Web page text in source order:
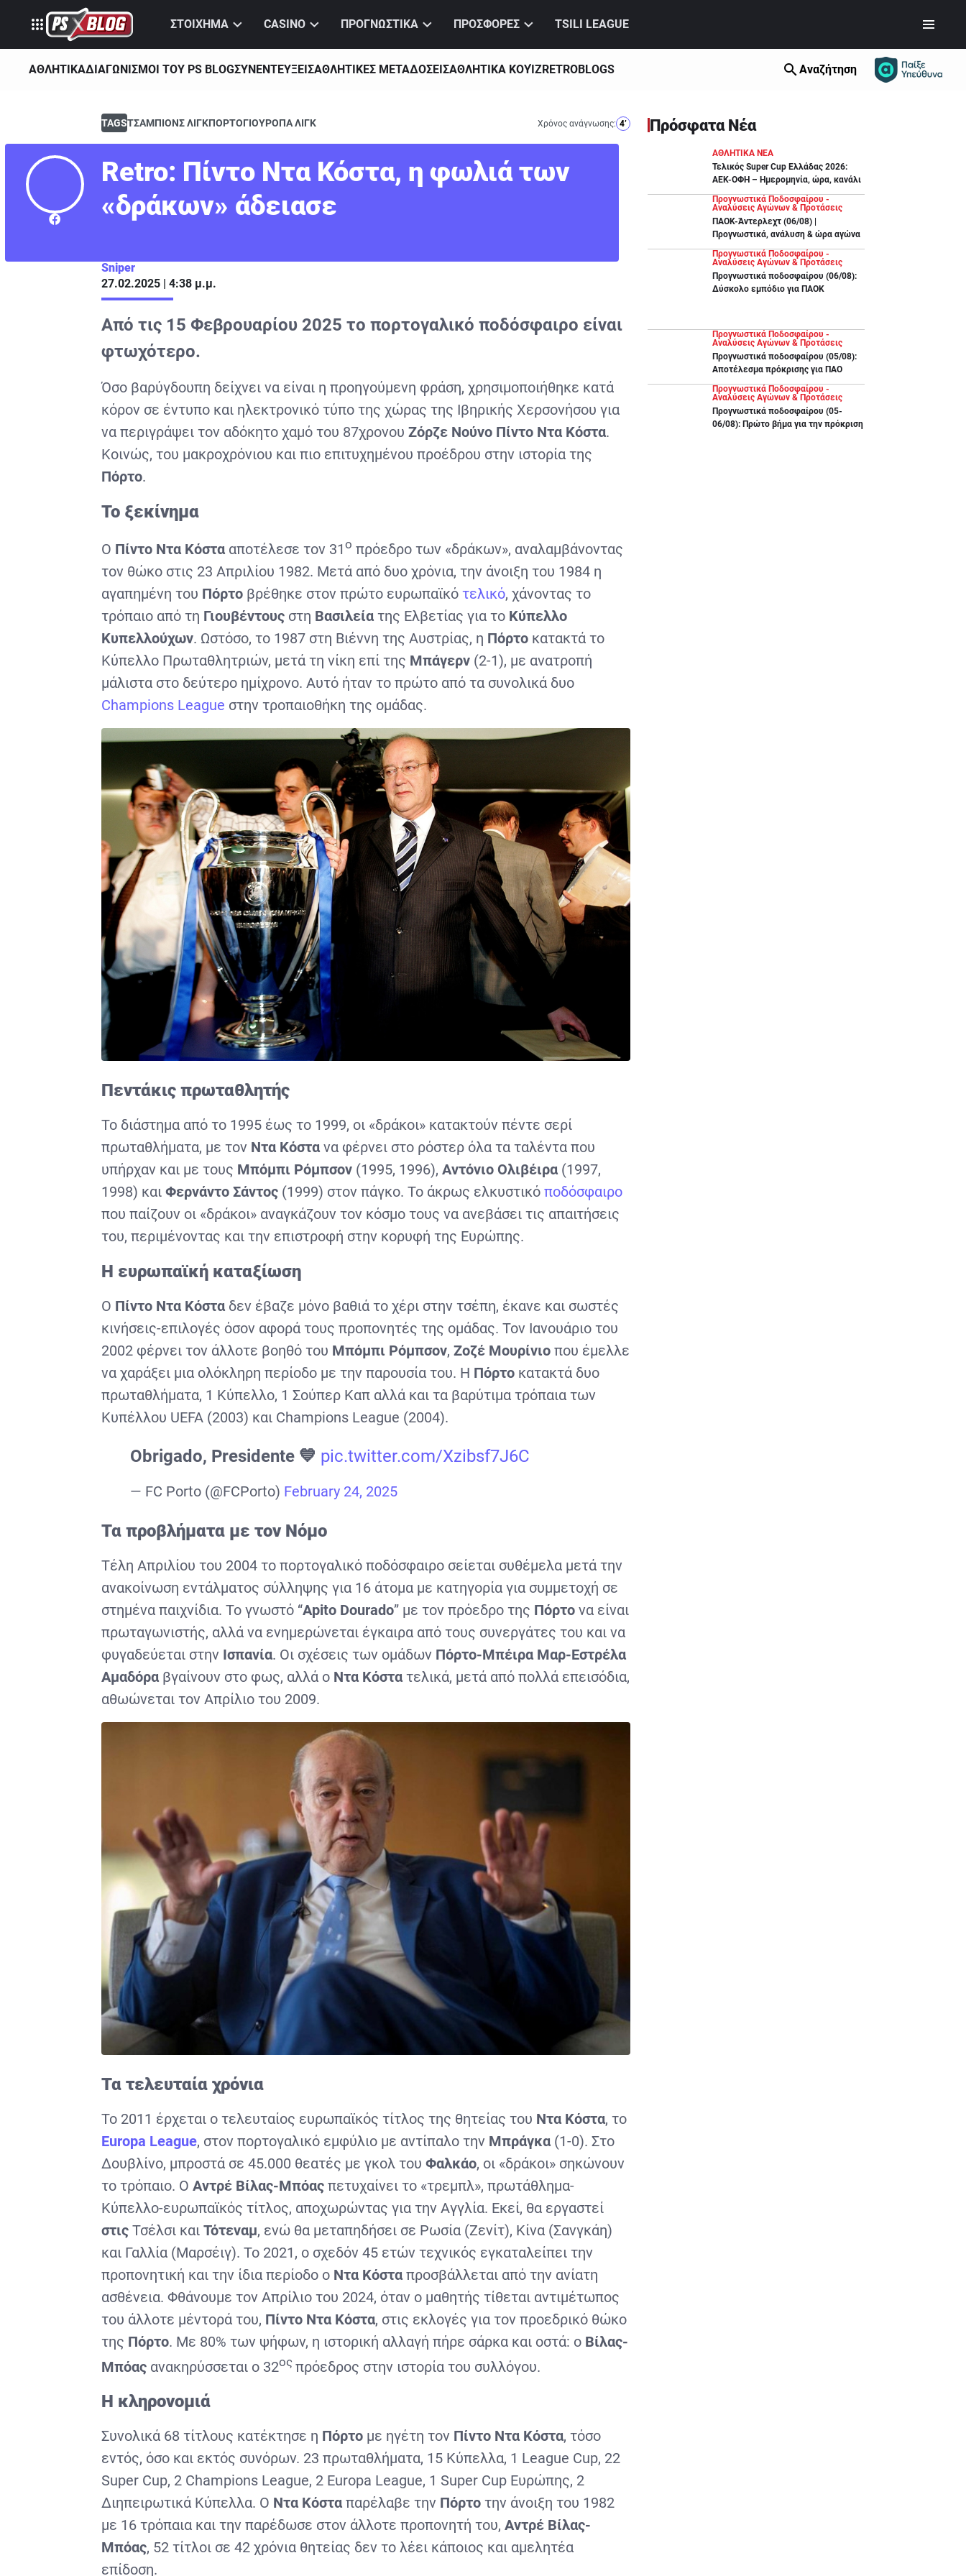
ΣΤΟΙΧΗΜΑ CASINO ΠΡΟΓΝΩΣΤΙΚΑ ΠΡΟΣΦΟΡΕΣ TSILI LEAGUE
ΑΘΛΗΤΙΚΑΔΙΑΓΩΝΙΣΜΟΙ ΤΟΥ PS BLOGΣΥΝΕΝΤΕΥΞΕΙΣΑΘΛΗΤΙΚΕΣ ΜΕΤΑΔΟΣΕΙΣΑΘΛΗΤΙΚΑ ΚΟΥΊΖRETROBLOGS Αναζήτηση
TAGSΤΣΑΜΠΙΟΝΣ ΛΙΓΚΠΟΡΤΟΓΙΟΥΡΟΠΑ ΛΙΓΚ
Retro: Πίντο Ντα Κόστα, η φωλιά των
«δράκων» άδειασε
Χρόνος ανάγνωσης: 4’
Sniper
27.02.2025 | 4:38 μ.μ.
Από τις 15 Φεβρουαρίου 2025 το πορτογαλικό ποδόσφαιρο είναι
φτωχότερο.
Όσο βαρύγδουπη δείχνει να είναι η προηγούμενη φράση, χρησιμοποιήθηκε κατά
κόρον σε έντυπο και ηλεκτρονικό τύπο της χώρας της Ιβηρικής Χερσονήσου για
να περιγράψει τον αδόκητο χαμό του 87χρονου Ζόρζε Νούνο Πίντο Ντα Κόστα.
Κοινώς, του μακροχρόνιου και πιο επιτυχημένου προέδρου στην ιστορία της
Πόρτο.
Το ξεκίνημα
Ο Πίντο Ντα Κόστα αποτέλεσε τον 31 ο πρόεδρο των «δράκων», αναλαμβάνοντας
τον θώκο στις 23 Απριλίου 1982. Μετά από δυο χρόνια, την άνοιξη του 1984 η
αγαπημένη του Πόρτο βρέθηκε στον πρώτο ευρωπαϊκό τελικό, χάνοντας το
τρόπαιο από τη Γιουβέντους στη Βασιλεία της Ελβετίας για το Κύπελλο
Κυπελλούχων. Ωστόσο, το 1987 στη Βιέννη της Αυστρίας, η Πόρτο κατακτά το
Κύπελλο Πρωταθλητριών, μετά τη νίκη επί της Μπάγερν (2-1), με ανατροπή
μάλιστα στο δεύτερο ημίχρονο. Αυτό ήταν το πρώτο από τα συνολικά δυο
Champions League στην τροπαιοθήκη της ομάδας.
Πεντάκις πρωταθλητής
Το διάστημα από το 1995 έως το 1999, οι «δράκοι» κατακτούν πέντε σερί
πρωταθλήματα, με τον Ντα Κόστα να φέρνει στο ρόστερ όλα τα ταλέντα που
υπήρχαν και με τους Μπόμπι Ρόμπσον (1995, 1996), Αντόνιο Ολιβέιρα (1997,
1998) και Φερνάντο Σάντος (1999) στον πάγκο. Το άκρως ελκυστικό ποδόσφαιρο
που παίζουν οι «δράκοι» αναγκάζουν τον κόσμο τους να ανεβάσει τις απαιτήσεις
του, περιμένοντας και την επιστροφή στην κορυφή της Ευρώπης.
Η ευρωπαϊκή καταξίωση
Ο Πίντο Ντα Κόστα δεν έβαζε μόνο βαθιά το χέρι στην τσέπη, έκανε και σωστές
κινήσεις-επιλογές όσον αφορά τους προπονητές της ομάδας. Τον Ιανουάριο του
2002 φέρνει τον άλλοτε βοηθό του Μπόμπι Ρόμπσον, Ζοζέ Μουρίνιο που έμελλε
να χαράξει μια ολόκληρη περίοδο με την παρουσία του. Η Πόρτο κατακτά δυο
πρωταθλήματα, 1 Κύπελλο, 1 Σούπερ Καπ αλλά και τα βαρύτιμα τρόπαια των
Κυπέλλου UEFA (2003) και Champions League (2004).
Obrigado, Presidente 💙 pic.twitter.com/Xzibsf7J6C
— FC Porto (@FCPorto) February 24, 2025
Τα προβλήματα με τον Νόμο
Τέλη Απριλίου του 2004 το πορτογαλικό ποδόσφαιρο σείεται συθέμελα μετά την
ανακοίνωση εντάλματος σύλληψης για 16 άτομα με κατηγορία για συμμετοχή σε
στημένα παιχνίδια. Το γνωστό “Apito Dourado” με τον πρόεδρο της Πόρτο να είναι
πρωταγωνιστής, αλλά να ενημερώνεται έγκαιρα από τους συνεργάτες του και να
φυγαδεύεται στην Ισπανία. Οι σχέσεις των ομάδων Πόρτο-Μπέιρα Μαρ-Εστρέλα
Αμαδόρα βγαίνουν στο φως, αλλά ο Ντα Κόστα τελικά, μετά από πολλά επεισόδια,
αθωώνεται τον Απρίλιο του 2009.
Τα τελευταία χρόνια
Το 2011 έρχεται ο τελευταίος ευρωπαϊκός τίτλος της θητείας του Ντα Κόστα, το
Europa League, στον πορτογαλικό εμφύλιο με αντίπαλο την Μπράγκα (1-0). Στο
Δουβλίνο, μπροστά σε 45.000 θεατές με γκολ του Φαλκάο, οι «δράκοι» σηκώνουν
το τρόπαιο. Ο Αντρέ Βίλας-Μπόας πετυχαίνει το «τρεμπλ», πρωτάθλημα-
Κύπελλο-ευρωπαϊκός τίτλος, αποχωρώντας για την Αγγλία. Εκεί, θα εργαστεί
στις Τσέλσι και Τότεναμ, ενώ θα μεταπηδήσει σε Ρωσία (Ζενίτ), Κίνα (Σανγκάη)
και Γαλλία (Μαρσέιγ). Το 2021, ο σχεδόν 45 ετών τεχνικός εγκαταλείπει την
προπονητική και την ίδια περίοδο ο Ντα Κόστα προσβάλλεται από την ανίατη
ασθένεια. Φθάνουμε τον Απρίλιο του 2024, όταν ο μαθητής τίθεται αντιμέτωπος
του άλλοτε μέντορά του, Πίντο Ντα Κόστα, στις εκλογές για τον προεδρικό θώκο
της Πόρτο. Με 80% των ψήφων, η ιστορική αλλαγή πήρε σάρκα και οστά: ο Βίλας-
Μπόας ανακηρύσσεται ο 32ος πρόεδρος στην ιστορία του συλλόγου.
Η κληρονομιά
Συνολικά 68 τίτλους κατέκτησε η Πόρτο με ηγέτη τον Πίντο Ντα Κόστα, τόσο
εντός, όσο και εκτός συνόρων. 23 πρωταθλήματα, 15 Κύπελλα, 1 League Cup, 22
Super Cup, 2 Champions League, 2 Europa League, 1 Super Cup Ευρώπης, 2
Διηπειρωτικά Κύπελλα. Ο Ντα Κόστα παρέλαβε την Πόρτο την άνοιξη του 1982
με 16 τρόπαια και την παρέδωσε στον άλλοτε προπονητή του, Αντρέ Βίλας-
Μπόας, 52 τίτλοι σε 42 χρόνια θητείας δεν το λέει κάποιος και αμελητέα
επίδοση.
Πρόσφατα Νέα
ΑΘΛΗΤΙΚΑ ΝΕΑ
Τελικός Super Cup Ελλάδας 2026:
ΑΕΚ-ΟΦΗ – Ημερομηνία, ώρα, κανάλι
Προγνωστικά Ποδοσφαίρου -
Αναλύσεις Αγώνων & Προτάσεις
ΠΑΟΚ-Άντερλεχτ (06/08) |
Προγνωστικά, ανάλυση & ώρα αγώνα
Προγνωστικά Ποδοσφαίρου -
Αναλύσεις Αγώνων & Προτάσεις
Προγνωστικά ποδοσφαίρου (06/08):
Δύσκολο εμπόδιο για ΠΑΟΚ
Προγνωστικά Ποδοσφαίρου -
Αναλύσεις Αγώνων & Προτάσεις
Προγνωστικά ποδοσφαίρου (05/08):
Αποτέλεσμα πρόκρισης για ΠΑΟ
Προγνωστικά Ποδοσφαίρου -
Αναλύσεις Αγώνων & Προτάσεις
Προγνωστικά ποδοσφαίρου (05-
06/08): Πρώτο βήμα για την πρόκριση